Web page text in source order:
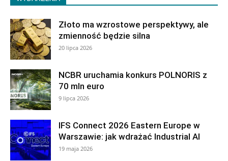
Złoto ma wzrostowe perspektywy, ale
zmienność będzie silna
20 lipca 2026
NCBR uruchamia konkurs POLNORIS z
70 mln euro
9 lipca 2026
IFS Connect 2026 Eastern Europe w
Warszawie: jak wdrażać Industrial AI
19 maja 2026